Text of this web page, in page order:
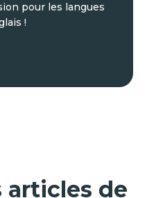
pour les langues
!
articles de